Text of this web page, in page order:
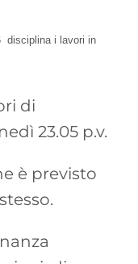
disciplina i lavori in
di
23.05 p.v.
è previsto